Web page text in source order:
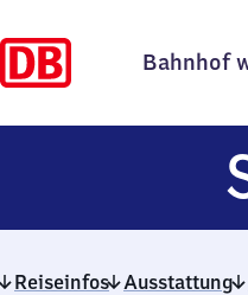
Bahnhof
Reiseinfos Ausstattung